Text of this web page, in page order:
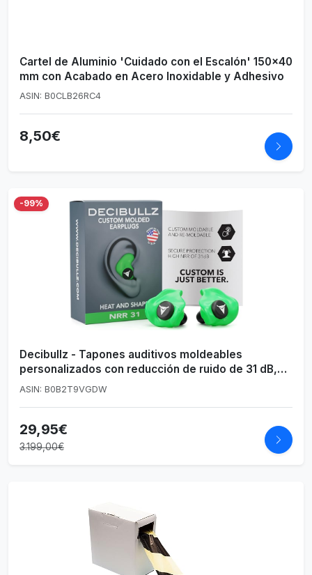
Cartel de Aluminio 'Cuidado con el Escalón' 150x40
mm con Acabado en Acero Inoxidable y Adhesivo
ASIN: B0CLB26RC4
8,50€
-99%
Decibullz - Tapones auditivos moldeables
personalizados con reducción de ruido de 31 dB,
cómodos para disparos, viajes, trabajo y
ASIN: B0B2T9VGDW
29,95€
3.199,00€